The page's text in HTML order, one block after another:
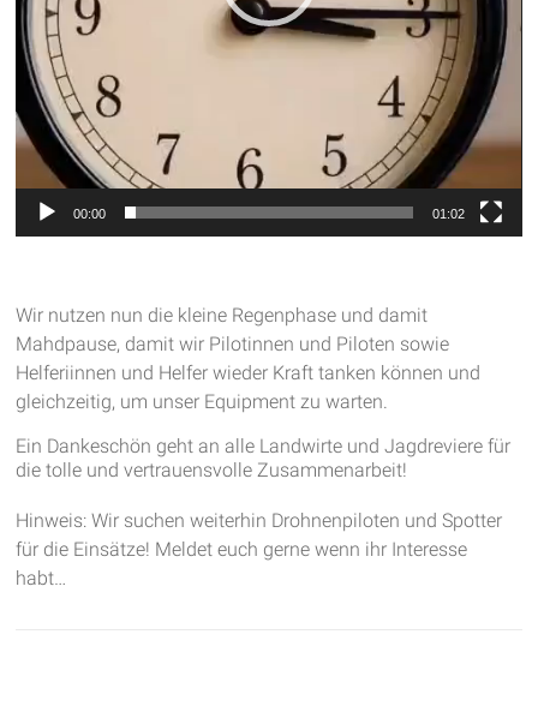
00:00 01:02
Wir nutzen nun die kleine Regenphase und damit
Mahdpause, damit wir Pilotinnen und Piloten sowie
Helferiinnen und Helfer wieder Kraft tanken können und
gleichzeitig, um unser Equipment zu warten.
Ein Dankeschön geht an alle Landwirte und Jagdreviere für
die tolle und vertrauensvolle Zusammenarbeit!
Hinweis: Wir suchen weiterhin Drohnenpiloten und Spotter
für die Einsätze! Meldet euch gerne wenn ihr Interesse
habt…